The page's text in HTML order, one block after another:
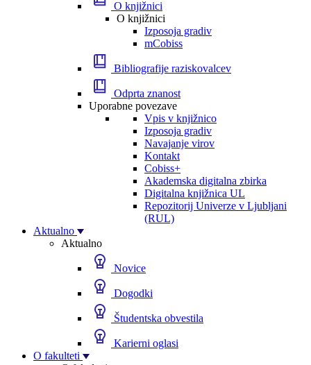
O knjižnici
O knjižnici
Izposoja gradiv
mCobiss
Bibliografije raziskovalcev
Odprta znanost
Uporabne povezave
Vpis v knjižnico
Izposoja gradiv
Navajanje virov
Kontakt
Cobiss+
Akademska digitalna zbirka
Digitalna knjižnica UL
Repozitorij Univerze v Ljubljani
(RUL)
Aktualno
Aktualno
Novice
Dogodki
Študentska obvestila
Karierni oglasi
O fakulteti